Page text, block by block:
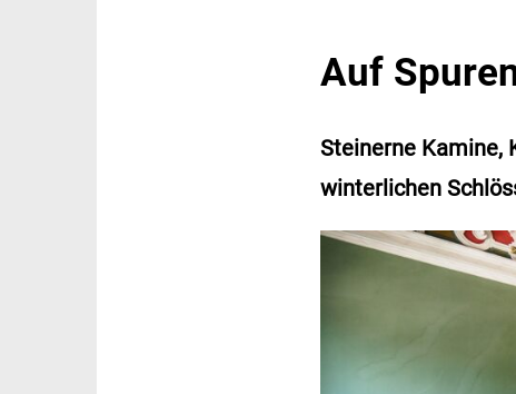
Auf
Steinerne Kamine,
winterlichen